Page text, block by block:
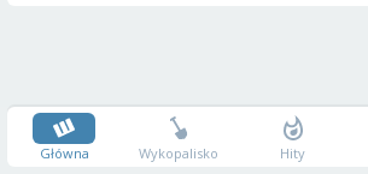
Główna Wykopalisko Hity